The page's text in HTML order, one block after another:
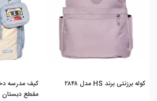
کوله برزنتی برند HS مدل ۲۸۴۸
مقطع دبستان